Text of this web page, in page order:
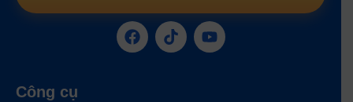
Công cụ